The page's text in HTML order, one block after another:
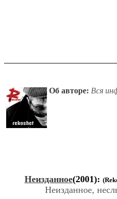
Об авторе: Вся
Неизданное(2001):
Неизданное,